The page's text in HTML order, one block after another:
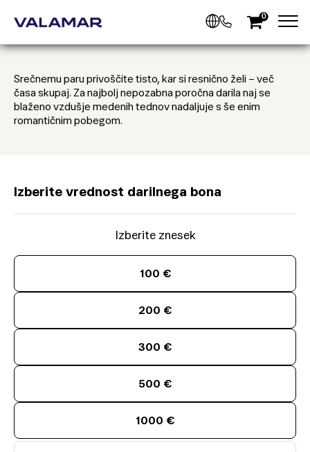
0
Srečnemu paru privoščite tisto, kar si resnično želi – več
časa skupaj. Za najbolj nepozabna poročna darila naj se
blaženo vzdušje medenih tednov nadaljuje s še enim
romantičnim pobegom.
Izberite vrednost darilnega bona
Izberite znesek
100 €
200 €
300 €
500 €
1000 €
ali vnesite drug znesek (vsaj 100 €)